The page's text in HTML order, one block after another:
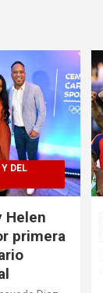
DEL
Helen
primera